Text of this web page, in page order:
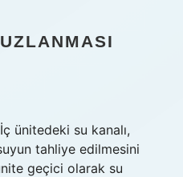
ünitedeki su kanalı,
tahliye edilmesini
geçici olarak su